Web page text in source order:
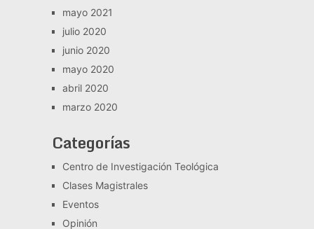
mayo 2021
julio 2020
junio 2020
mayo 2020
abril 2020
marzo 2020
Categorías
Centro de Investigación Teológica
Clases Magistrales
Eventos
Opinión